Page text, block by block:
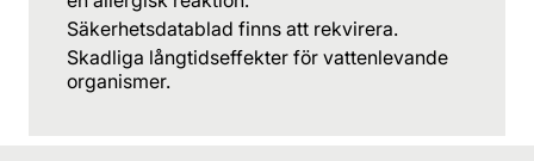
Säkerhetsdatablad finns att rekvirera.
Skadliga långtidseffekter för vattenlevande
organismer.